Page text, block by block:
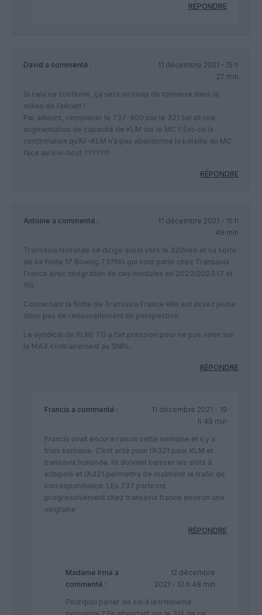
RÉPONDRE
David a commenté :
11 décembre 2021 - 15 h
27 min
Si cela ce confirme, ça sera un coup de tonnerre dans le
milieu de l’aérien !
Par ailleurs, remplacer le 737-800 par le 321 serait une
augmentation de capacité de KLM sur le MC !! Est-ce la
confirmation qu’AF-KLM n’a pas abandonné la bataille du MC
face au low-cost ?????!!!
RÉPONDRE
Antoine a commenté :
11 décembre 2021 - 15 h
49 min
Transavia Hollande se dirige aussi vers le 320neo et va sortir
de sa flotte 17 Boeing 737NG qui vont partir chez Transavia
France avec intégration de ces modules en 2022/2023 (7 et
10).
Concernant la flotte de Transavia France elle est assez jeune
donc pas de renouvellement en perspective.
Le syndicat de KLM/ TO a fait pression pour ne pas voler sur
le MAX contrairement au SNPL.
RÉPONDRE
Francis a commenté :
11 décembre 2021 - 19
h 49 min
Francis avait encore raison cette semaine et il y a
trois semaine. C’est acté pour l’A321 pour KLM et
transavia hollande. Ils doivent baisser les slots à
schipols et l’A321 permettra de maintenir le trafic de
correspondance. LEs 737 partiront
progressivement chez transavia france environ une
vingtaine
RÉPONDRE
Madame Irma a
commenté :
12 décembre
2021 - 10 h 48 min
Pourquoi parler de soi à la troisième